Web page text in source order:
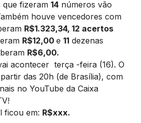
que fizeram 14 números vão
houve vencedores com
R$1.323,34, 12 acertos
R$12,00 e 11 dezenas
R$6,00.
acontecer terça -feira (16). O
das 20h (de Brasília), com
no YouTube da Caixa
ficou em: R$xxx.